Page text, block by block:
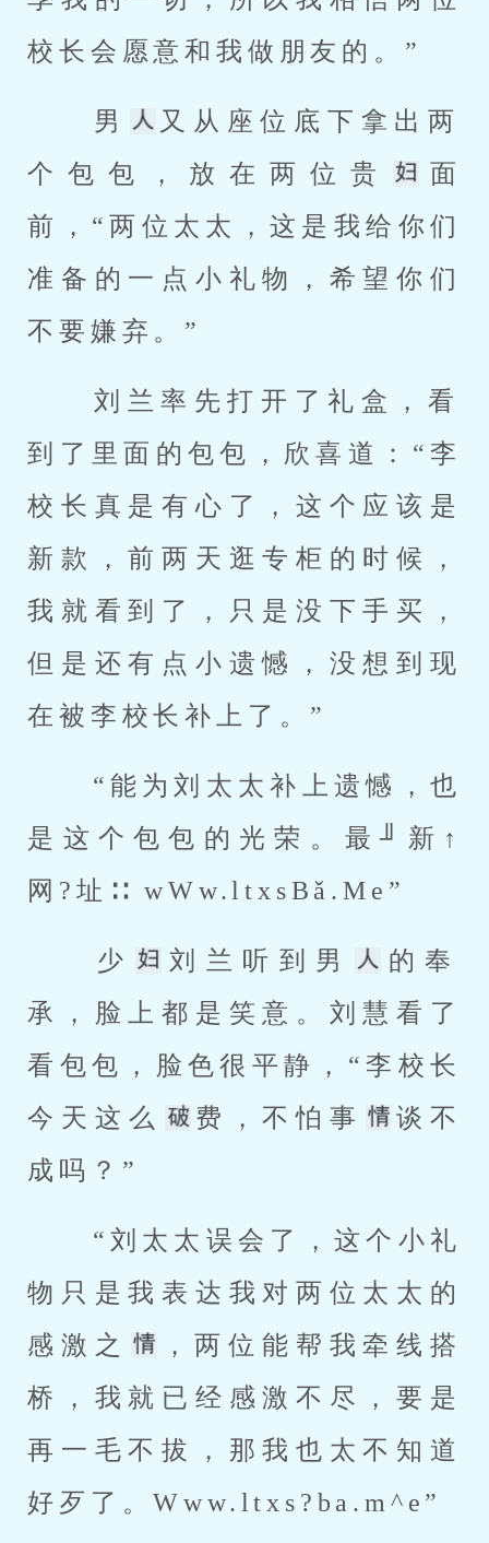
校长会愿意和我做朋友的。”
男
又从座位底下拿出两
个包包，放在两位贵
面
前，“两位太太，这是我给你们
准备的一点小礼物，希望你们
不要嫌弃。”
到了里面的包包，欣喜道：“李
校长真是有心了，这个应该是
新款，前两天逛专柜的时候，
我就看到了，只是没下手买，
但是还有点小遗憾，没想到现
在被李校长补上了。”
是这个包包的光荣。最╜新↑
网?址∷ wWw.ltxsBǎ.Me”
少 刘兰听到男
的奉
承，脸上都是笑意。刘慧看了
看包包，脸色很平静，“李校长
今天这么
费，不怕事
谈不
成吗？”
物只是我表达我对两位太太的
感激之
，两位能帮我牵线搭
桥，我就已经感激不尽，要是
再一毛不拔，那我也太不知道
好歹了。Www.ltxs?ba.m^e”